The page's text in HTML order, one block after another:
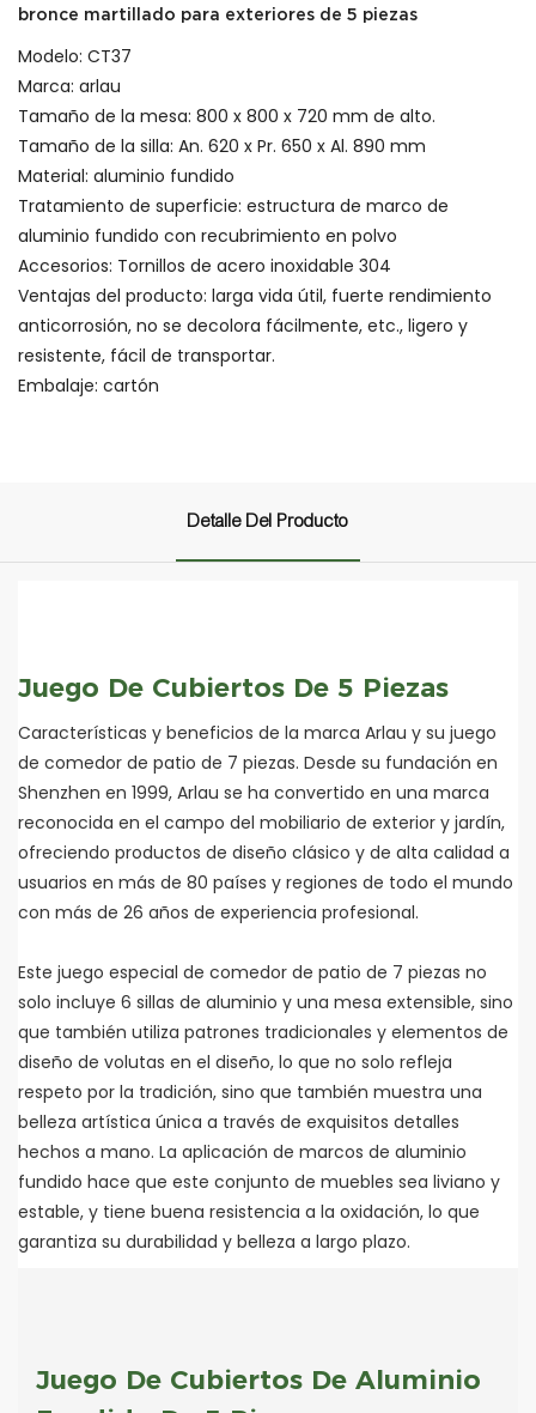
bronce martillado para exteriores de 5 piezas
Modelo: CT37
Marca: arlau
Tamaño de la mesa: 800 x 800 x 720 mm de alto.
Tamaño de la silla: An. 620 x Pr. 650 x Al. 890 mm
Material: aluminio fundido
Tratamiento de superficie: estructura de marco de
aluminio fundido con recubrimiento en polvo
Accesorios: Tornillos de acero inoxidable 304
Ventajas del producto: larga vida útil, fuerte rendimiento
anticorrosión, no se decolora fácilmente, etc., ligero y
resistente, fácil de transportar.
Embalaje: cartón
Detalle Del Producto
Juego De Cubiertos De 5 Piezas
Características y beneficios de la marca Arlau y su juego
de comedor de patio de 7 piezas. Desde su fundación en
Shenzhen en 1999, Arlau se ha convertido en una marca
reconocida en el campo del mobiliario de exterior y jardín,
ofreciendo productos de diseño clásico y de alta calidad a
usuarios en más de 80 países y regiones de todo el mundo
con más de 26 años de experiencia profesional.
Este juego especial de comedor de patio de 7 piezas no
solo incluye 6 sillas de aluminio y una mesa extensible, sino
que también utiliza patrones tradicionales y elementos de
diseño de volutas en el diseño, lo que no solo refleja
respeto por la tradición, sino que también muestra una
belleza artística única a través de exquisitos detalles
hechos a mano. La aplicación de marcos de aluminio
fundido hace que este conjunto de muebles sea liviano y
estable, y tiene buena resistencia a la oxidación, lo que
garantiza su durabilidad y belleza a largo plazo.
Juego De Cubiertos De Aluminio